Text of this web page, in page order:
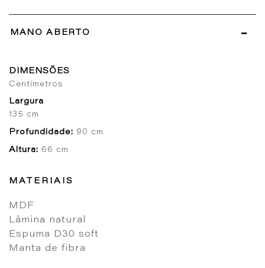
MANO ABERTO
DIMENSÕES
Centímetros
Largura
135 cm
Profundidade: 90 cm
Altura: 66 cm
MATERIAIS
MDF
Lâmina natural
Espuma D30 soft
Manta de fibra